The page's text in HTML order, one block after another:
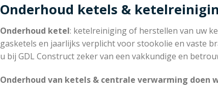
Onderhoud ketels &
Onderhoud ketel: ketelreiniging of herstellen van uw
gasketels en jaarlijks verplicht voor stookolie en vaste
u bij GDL Construct zeker van een vakkundige en
Onderhoud van ketels & centrale verwarming doen